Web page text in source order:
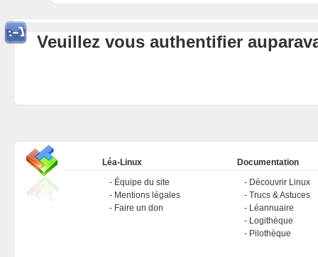
Veuillez vous authentifier
Léa-Linux
Équipe du site
Mentions légales
Faire un don
Documentation
Découvrir Linux
Trucs & Astuces
Léannuaire
Logithèque
Pilothèque